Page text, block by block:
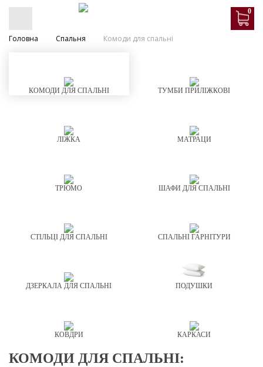
0
Головна Спальня Комоди для спальні
КОМОДИ ДЛЯ СПАЛЬНІ ТУМБИ ПРИЛІЖКОВІ
ЛІЖКА МАТРАЦИ
ТРЮМО ШАФИ ДЛЯ СПАЛЬНІ
СТІЛЬЦІ ДЛЯ СПАЛЬНІ СПАЛЬНІ ГАРНІТУРИ
ДЗЕРКАЛА ДЛЯ СПАЛЬНІ ПОДУШКИ
КОВДРИ КАРКАСИ
КОМОДИ ДЛЯ СПАЛЬНІ: